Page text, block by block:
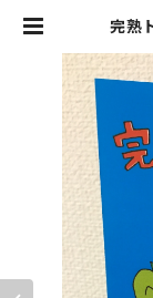
完熟